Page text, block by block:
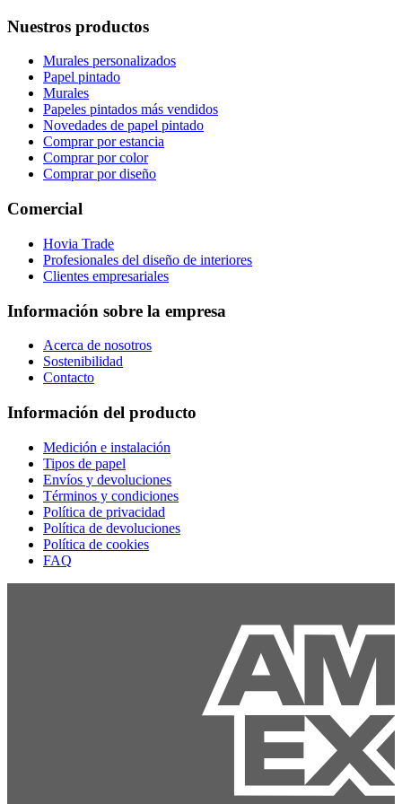
Nuestros productos
Murales personalizados
Papel pintado
Murales
Papeles pintados más vendidos
Novedades de papel pintado
Comprar por estancia
Comprar por color
Comprar por diseño
Comercial
Hovia Trade
Profesionales del diseño de interiores
Clientes empresariales
Información sobre la empresa
Acerca de nosotros
Sostenibilidad
Contacto
Información del producto
Medición e instalación
Tipos de papel
Envíos y devoluciones
Términos y condiciones
Política de privacidad
Política de devoluciones
Política de cookies
FAQ